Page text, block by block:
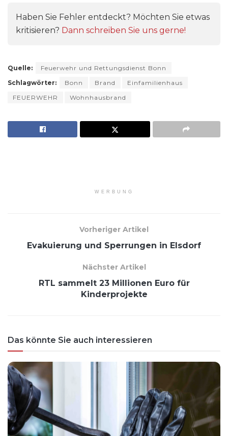
Haben Sie Fehler entdeckt? Möchten Sie etwas
kritisieren? Dann schreiben Sie uns gerne!
Quelle:
Feuerwehr und Rettungsdienst Bonn
Schlagwörter:
Bonn Brand
Einfamilienhaus
FEUERWEHR
Wohnhausbrand
WERBUNG
Vorheriger Artikel
Evakuierung und Sperrungen in Elsdorf
Nächster Artikel
RTL sammelt 23 Millionen Euro für
Kinderprojekte
Das könnte Sie auch interessieren